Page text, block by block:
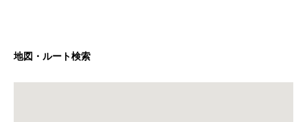
地図・ルート検索